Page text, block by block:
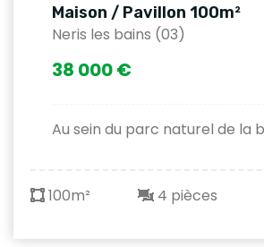
Maison / Pavillon 100m²
Neris les bains (03)
38 000 €
Au sein du parc naturel de la
100m² 4 pièces